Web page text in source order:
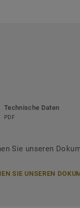
Technische Daten
PDF
Sie unseren
SIE UNSEREN